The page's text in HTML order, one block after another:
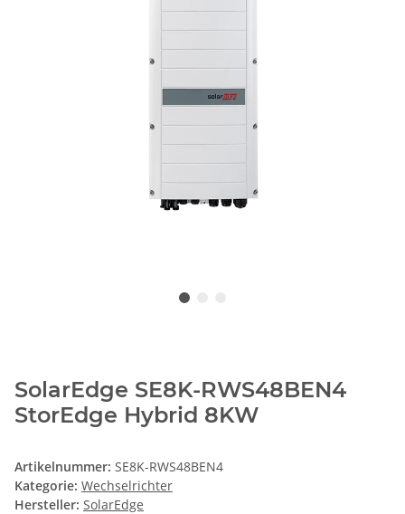
SolarEdge SE8K-RWS48BEN4
StorEdge Hybrid 8KW
Artikelnummer: SE8K-RWS48BEN4
Kategorie: Wechselrichter
Hersteller: SolarEdge